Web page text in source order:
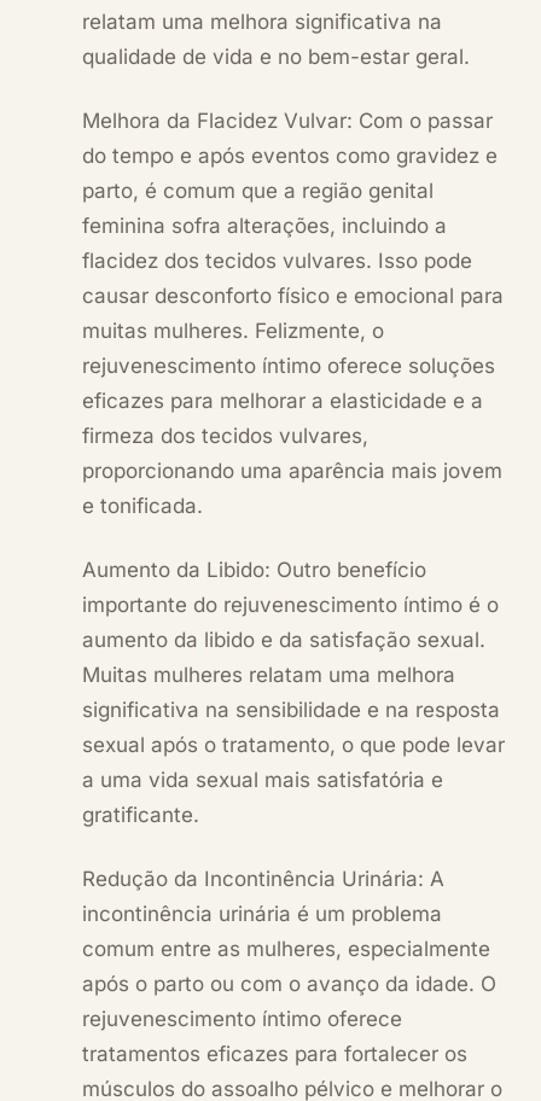
relatam uma melhora significativa na
qualidade de vida e no bem-estar geral.
Melhora da Flacidez Vulvar: Com o passar
do tempo e após eventos como gravidez e
parto, é comum que a região genital
feminina sofra alterações, incluindo a
flacidez dos tecidos vulvares. Isso pode
causar desconforto físico e emocional para
muitas mulheres. Felizmente, o
rejuvenescimento íntimo oferece soluções
eficazes para melhorar a elasticidade e a
firmeza dos tecidos vulvares,
proporcionando uma aparência mais jovem
e tonificada.
Aumento da Libido: Outro benefício
importante do rejuvenescimento íntimo é o
aumento da libido e da satisfação sexual.
Muitas mulheres relatam uma melhora
significativa na sensibilidade e na resposta
sexual após o tratamento, o que pode levar
a uma vida sexual mais satisfatória e
gratificante.
Redução da Incontinência Urinária: A
incontinência urinária é um problema
comum entre as mulheres, especialmente
após o parto ou com o avanço da idade. O
rejuvenescimento íntimo oferece
tratamentos eficazes para fortalecer os
músculos do assoalho pélvico e melhorar o